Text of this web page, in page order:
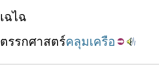
เฉไฉ
ตรรกศาสตร์คลุมเครือ